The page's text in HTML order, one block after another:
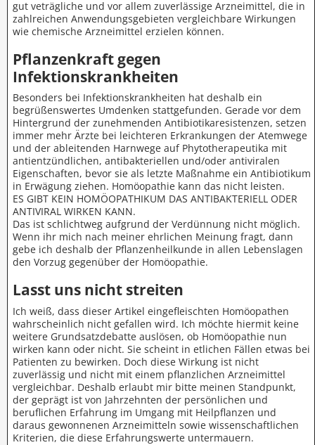
gut veträgliche und vor allem zuverlässige Arzneimittel, die in
zahlreichen Anwendungsgebieten vergleichbare Wirkungen
wie chemische Arzneimittel erzielen können.
Pflanzenkraft gegen
Infektionskrankheiten
Besonders bei Infektionskrankheiten hat deshalb ein
begrüßenswertes Umdenken stattgefunden. Gerade vor dem
Hintergrund der zunehmenden Antibiotikaresistenzen, setzen
immer mehr Ärzte bei leichteren Erkrankungen der Atemwege
und der ableitenden Harnwege auf Phytotherapeutika mit
antientzündlichen, antibakteriellen und/oder antiviralen
Eigenschaften, bevor sie als letzte Maßnahme ein Antibiotikum
in Erwägung ziehen. Homöopathie kann das nicht leisten.
ES GIBT KEIN HOMÖOPATHIKUM DAS ANTIBAKTERIELL ODER
ANTIVIRAL WIRKEN KANN.
Das ist schlichtweg aufgrund der Verdünnung nicht möglich.
Wenn ihr mich nach meiner ehrlichen Meinung fragt, dann
gebe ich deshalb der Pflanzenheilkunde in allen Lebenslagen
den Vorzug gegenüber der Homöopathie.
Lasst uns nicht streiten
Ich weiß, dass dieser Artikel eingefleischten Homöopathen
wahrscheinlich nicht gefallen wird. Ich möchte hiermit keine
weitere Grundsatzdebatte auslösen, ob Homöopathie nun
wirken kann oder nicht. Sie scheint in etlichen Fällen etwas bei
Patienten zu bewirken. Doch diese Wirkung ist nicht
zuverlässig und nicht mit einem pflanzlichen Arzneimittel
vergleichbar. Deshalb erlaubt mir bitte meinen Standpunkt,
der geprägt ist von Jahrzehnten der persönlichen und
beruflichen Erfahrung im Umgang mit Heilpflanzen und
daraus gewonnenen Arzneimitteln sowie wissenschaftlichen
Kriterien, die diese Erfahrungswerte untermauern.